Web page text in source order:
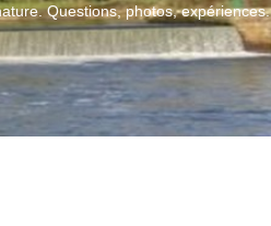
Questions, photos, expériences.